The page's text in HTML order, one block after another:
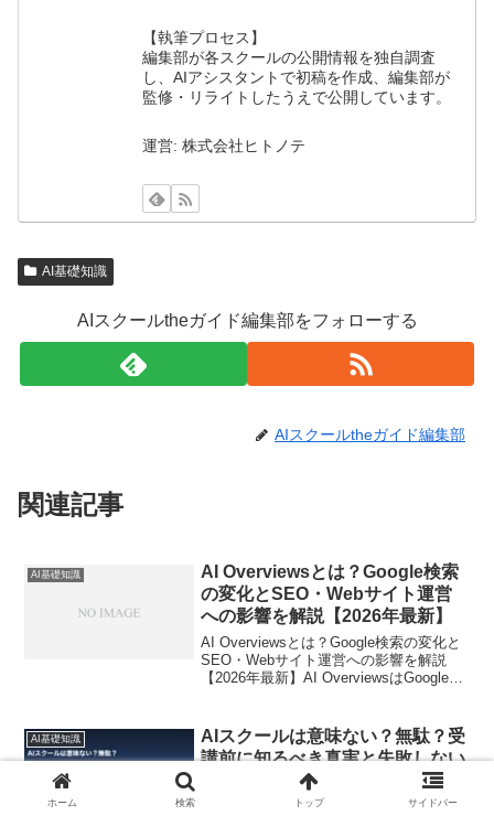
【執筆プロセス】
編集部が各スクールの公開情報を独自調査
し、AIアシスタントで初稿を作成、編集部が
監修・リライトしたうえで公開しています。
運営: 株式会社ヒトノテ
AI基礎知識
AIスクールtheガイド編集部をフォローする
AIスクールtheガイド編集部
関連記事
AI基礎知識
AI Overviewsとは？Google検索
の変化とSEO・Webサイト運営
への影響を解説【2026年最新】
AI Overviewsとは？Google検索の変化と
SEO・Webサイト運営への影響を解説
【2026年最新】AI OverviewsはGoogleが
つつあります。...
AI基礎知識
AIスクールは意味ない？無駄？受
講前に知るべき真実と失敗しない
選び方【2026年版】
AIスクールは本当に「意味ない」のか？
ホーム 検索 トップ サイドバー